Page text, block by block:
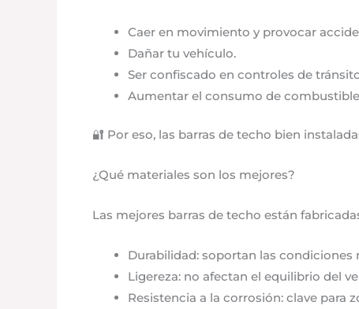
Caer en movimiento y provocar
Dañar tu vehículo.
Ser confiscado en controles de
Aumentar el consumo de
🔐 Por eso, las barras de techo bien
¿Qué materiales son los mejores?
Las mejores barras de techo están
Durabilidad: soportan las condiciones
Ligereza: no afectan el equilibrio del
Resistencia a la corrosión: clave para